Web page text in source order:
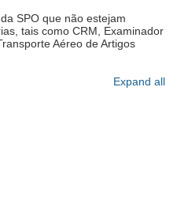
SPO que não estejam
tais como CRM, Examinador
Aéreo de Artigos
Expand all